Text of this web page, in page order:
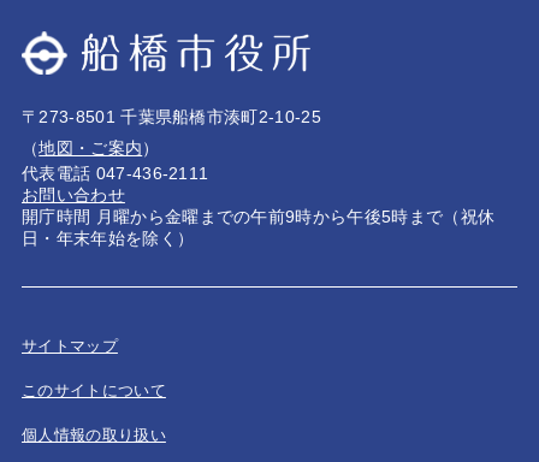
〒273-8501 千葉県船橋市湊町2-10-25
（地図・ご案内）
代表電話 047-436-2111
お問い合わせ
開庁時間 月曜から金曜までの午前9時から午後5時まで（祝休
日・年末年始を除く）
サイトマップ
このサイトについて
個人情報の取り扱い